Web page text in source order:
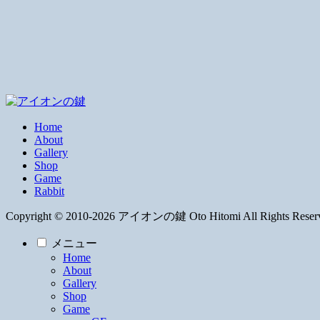
Home
About
Gallery
Shop
Game
Rabbit
Copyright © 2010-2026 アイオンの鍵 Oto Hitomi All Rights
メニュー
Home
About
Gallery
Shop
Game